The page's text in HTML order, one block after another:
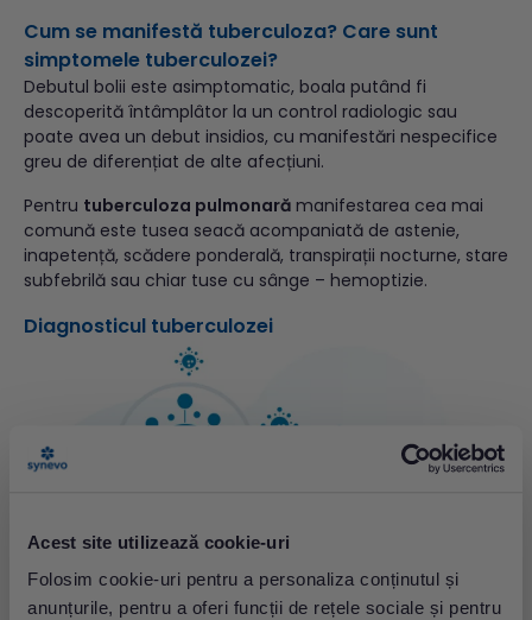
Acest site utilizează cookie-uri
Folosim cookie-uri pentru a personaliza conținutul și
anunțurile, pentru a oferi funcții de rețele sociale și pentru
Cum se manifestă tuberculoza? Care sunt
simptomele tuberculozei?
Debutul bolii este asimptomatic, boala putând fi
descoperită întâmplâtor la un control radiologic sau
poate avea un debut insidios, cu manifestări nespecifice
greu de diferențiat de alte afecțiuni.
Pentru tuberculoza pulmonară manifestarea cea mai
comună este tusea seacă acompaniată de astenie,
inapetență, scădere ponderală, transpirații nocturne, stare
subfebrilă sau chiar tuse cu sânge – hemoptizie.
Diagnosticul tuberculozei